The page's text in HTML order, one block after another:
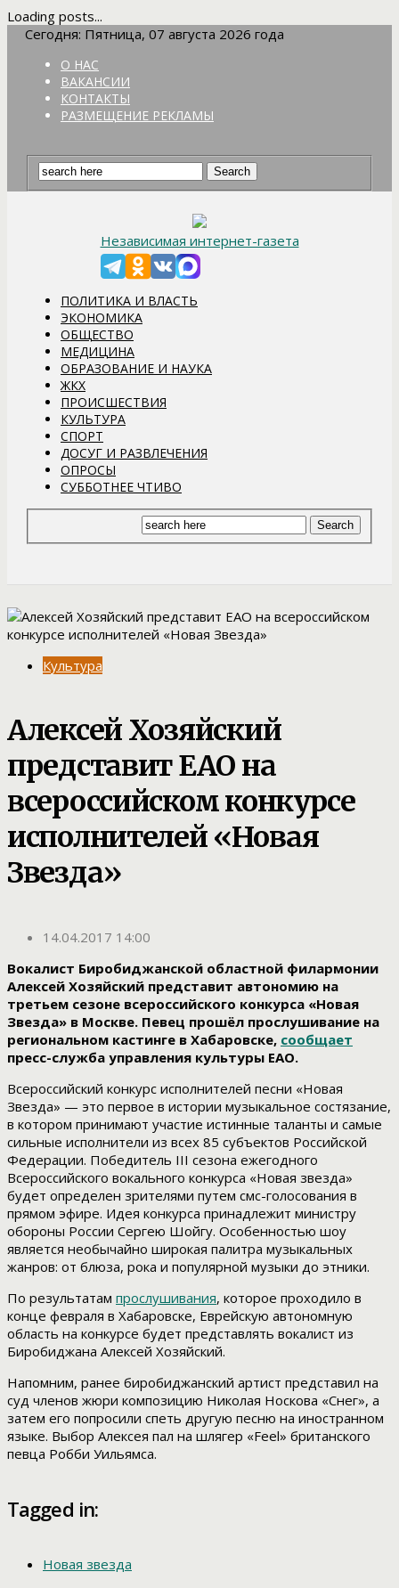
Loading posts...
Сегодня: Пятница, 07 августа 2026 года
О НАС
ВАКАНСИИ
КОНТАКТЫ
РАЗМЕЩЕНИЕ РЕКЛАМЫ
Независимая интернет-газета
ПОЛИТИКА И ВЛАСТЬ
ЭКОНОМИКА
ОБЩЕСТВО
МЕДИЦИНА
ОБРАЗОВАНИЕ И НАУКА
ЖКХ
ПРОИСШЕСТВИЯ
КУЛЬТУРА
СПОРТ
ДОСУГ И РАЗВЛЕЧЕНИЯ
ОПРОСЫ
СУББОТНЕЕ ЧТИВО
Культура
Алексей Хозяйский
представит ЕАО на
всероссийском конкурсе
исполнителей «Новая
Звезда»
14.04.2017 14:00
Вокалист Биробиджанской областной филармонии
Алексей Хозяйский представит автономию на
третьем сезоне всероссийского конкурса «Новая
Звезда» в Москве. Певец прошёл прослушивание на
региональном кастинге в Хабаровске, сообщает
пресс-служба управления культуры ЕАО.
Всероссийский конкурс исполнителей песни «Новая
Звезда» — это первое в истории музыкальное состязание,
в котором принимают участие истинные таланты и самые
сильные исполнители из всех 85 субъектов Российской
Федерации. Победитель III сезона ежегодного
Всероссийского вокального конкурса «Новая звезда»
будет определен зрителями путем смс-голосования в
прямом эфире. Идея конкурса принадлежит министру
обороны России Сергею Шойгу. Особенностью шоу
является необычайно широкая палитра музыкальных
жанров: от блюза, рока и популярной музыки до этники.
По результатам прослушивания, которое проходило в
конце февраля в Хабаровске, Еврейскую автономную
область на конкурсе будет представлять вокалист из
Биробиджана Алексей Хозяйский.
Напомним, ранее биробиджанский артист представил на
суд членов жюри композицию Николая Носкова «Снег», а
затем его попросили спеть другую песню на иностранном
языке. Выбор Алексея пал на шлягер «Feel» британского
певца Робби Уильямса.
Tagged in:
Новая звезда